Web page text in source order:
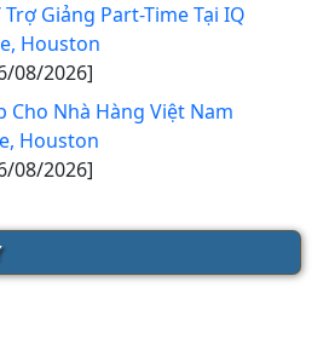
Giảng Part-Time Tại IQ
Houston
08/2026]
Cho Nhà Hàng Việt Nam
Houston
08/2026]